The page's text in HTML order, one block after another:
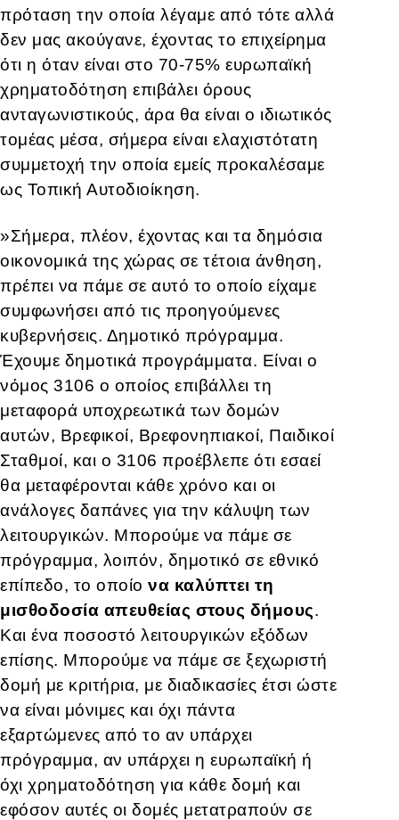
πρόταση την οποία λέγαμε από τότε αλλά
δεν μας ακούγανε, έχοντας το επιχείρημα
ότι η όταν είναι στο 70-75% ευρωπαϊκή
χρηματοδότηση επιβάλει όρους
ανταγωνιστικούς, άρα θα είναι ο ιδιωτικός
τομέας μέσα, σήμερα είναι ελαχιστότατη
συμμετοχή την οποία εμείς προκαλέσαμε
ως Τοπική Αυτοδιοίκηση.
»Σήμερα, πλέον, έχοντας και τα δημόσια
οικονομικά της χώρας σε τέτοια άνθηση,
πρέπει να πάμε σε αυτό το οποίο είχαμε
συμφωνήσει από τις προηγούμενες
κυβερνήσεις. Δημοτικό πρόγραμμα.
Έχουμε δημοτικά προγράμματα. Είναι ο
νόμος 3106 ο οποίος επιβάλλει τη
μεταφορά υποχρεωτικά των δομών
αυτών, Βρεφικοί, Βρεφονηπιακοί, Παιδικοί
Σταθμοί, και ο 3106 προέβλεπε ότι εσαεί
θα μεταφέρονται κάθε χρόνο και οι
ανάλογες δαπάνες για την κάλυψη των
λειτουργικών. Μπορούμε να πάμε σε
πρόγραμμα, λοιπόν, δημοτικό σε εθνικό
επίπεδο, το οποίο να καλύπτει τη
μισθοδοσία απευθείας στους δήμους.
Και ένα ποσοστό λειτουργικών εξόδων
επίσης. Μπορούμε να πάμε σε ξεχωριστή
δομή με κριτήρια, με διαδικασίες έτσι ώστε
να είναι μόνιμες και όχι πάντα
εξαρτώμενες από το αν υπάρχει
πρόγραμμα, αν υπάρχει η ευρωπαϊκή ή
όχι χρηματοδότηση για κάθε δομή και
εφόσον αυτές οι δομές μετατραπούν σε